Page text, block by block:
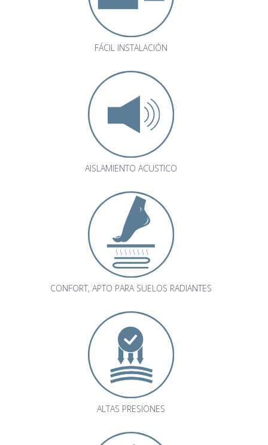
FÁCIL INSTALACIÓN
AISLAMIENTO ACUSTICO
CONFORT, APTO PARA SUELOS RADIANTES
ALTAS PRESIONES